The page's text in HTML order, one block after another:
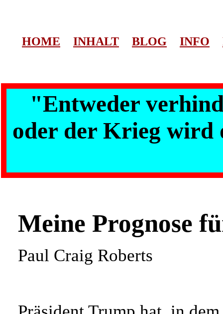
HOME INHALT BLOG INFO
"Entweder
oder der Krieg wird
Meine Prognose
Paul Craig Roberts